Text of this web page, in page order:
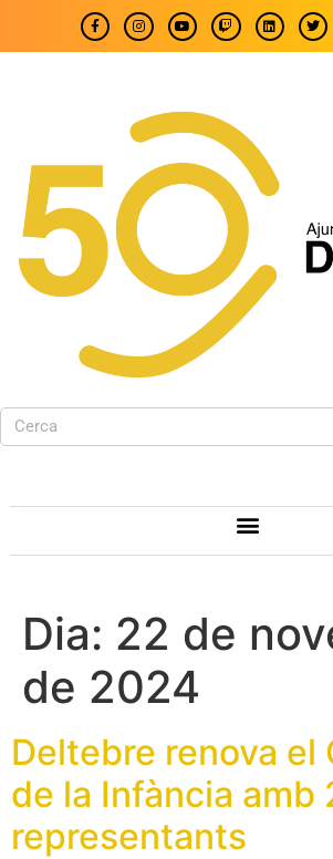
Dia: 22 de
de 2024
Deltebre renova el
de la Infància amb
representants